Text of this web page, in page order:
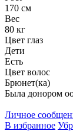
170 см
Вес
80 кг
Цвет глаз
Дети
Есть
Цвет волос
Брюнет(ка)
Была донором
Личное
В избранное